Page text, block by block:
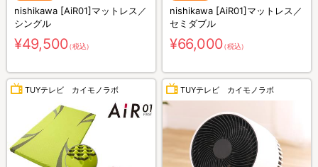
nishikawa [AiR01]マットレス／
シングル
¥49,500（税込）
nishikawa [AiR01]マットレス／
セミダブル
¥66,000（税込）
TUYテレビ カイモノラボ TUYテレビ カイモノラボ